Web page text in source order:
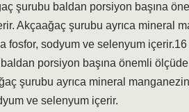
şurubu baldan porsiyon başına
Akçaağaç şurubu ayrıca mineral
fosfor, sodyum ve selenyum
porsiyon başına önemli
şurubu ayrıca mineral
ve selenyum içerir.